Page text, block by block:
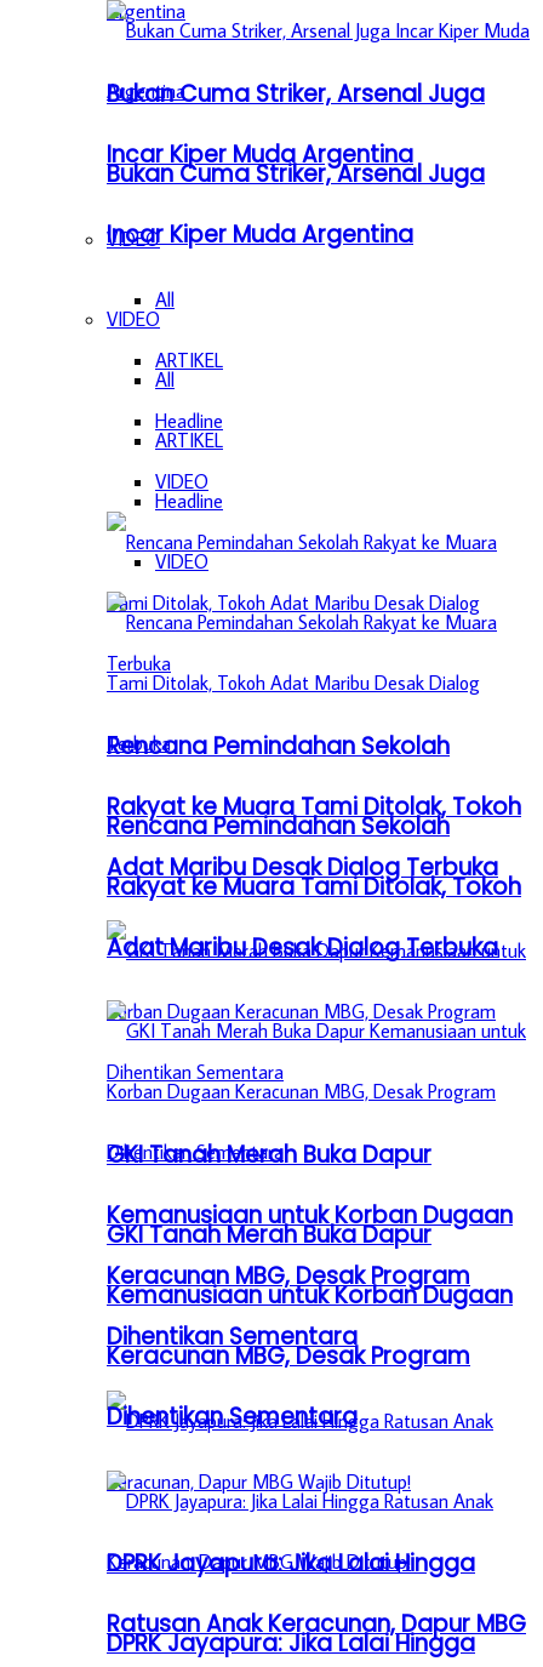
Bukan Cuma Striker, Arsenal Juga
Incar Kiper Muda Argentina
VIDEO
All
ARTIKEL
Headline
VIDEO
Rencana Pemindahan Sekolah
Rakyat ke Muara Tami Ditolak, Tokoh
Adat Maribu Desak Dialog Terbuka
GKI Tanah Merah Buka Dapur
Kemanusiaan untuk Korban Dugaan
Keracunan MBG, Desak Program
Dihentikan Sementara
DPRK Jayapura: Jika Lalai Hingga
Ratusan Anak Keracunan, Dapur MBG
Bukan Cuma Striker, Arsenal Juga
Incar Kiper Muda Argentina
VIDEO
All
ARTIKEL
Headline
VIDEO
Rencana Pemindahan Sekolah
Rakyat ke Muara Tami Ditolak, Tokoh
Adat Maribu Desak Dialog Terbuka
GKI Tanah Merah Buka Dapur
Kemanusiaan untuk Korban Dugaan
Keracunan MBG, Desak Program
Dihentikan Sementara
DPRK Jayapura: Jika Lalai Hingga